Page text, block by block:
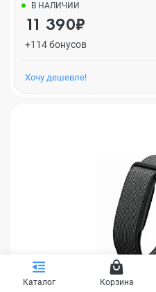
Каталог Корзина
В НАЛИЧИИ
11 390₽
+114 бонусов
Хочу дешевле!